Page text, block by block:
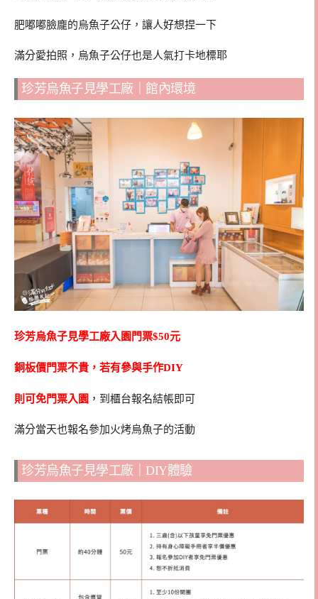
肥嘟嘟臉龐的烏魚子公仔，讓人好想捏一下
滿分愛拍照，烏魚子公仔也是人氣打卡地標耶
珍芳烏魚子見學工廠｜館內環境
珍芳烏魚子見學工廠入園門票$50元
銅板價門票不貴，若有參與手作DIY
則可免門票入園 ，到櫃台報名結帳即可
滿分當天也報名參加火烤烏魚子的活動
珍芳烏魚子見學工廠｜DIY體驗